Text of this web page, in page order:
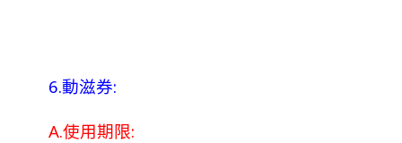
6.動滋券:
A.使用期限: